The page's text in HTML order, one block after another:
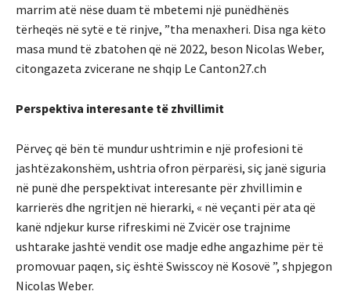
marrim atë nëse duam të mbetemi një punëdhënës
tërheqës në sytë e të rinjve, ”tha menaxheri. Disa nga këto
masa mund të zbatohen që në 2022, beson Nicolas Weber,
citongazeta zvicerane ne shqip Le Canton27.ch
Perspektiva interesante të zhvillimit
Përveç që bën të mundur ushtrimin e një profesioni të
jashtëzakonshëm, ushtria ofron përparësi, siç janë siguria
në punë dhe perspektivat interesante për zhvillimin e
karrierës dhe ngritjen në hierarki, « në veçanti për ata që
kanë ndjekur kurse rifreskimi në Zvicër ose trajnime
ushtarake jashtë vendit ose madje edhe angazhime për të
promovuar paqen, siç është Swisscoy në Kosovë ”, shpjegon
Nicolas Weber.